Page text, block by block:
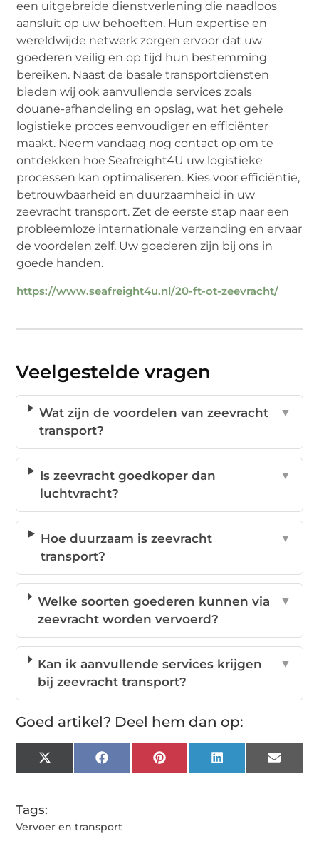
een uitgebreide dienstverlening die naadloos
aansluit op uw behoeften. Hun expertise en
wereldwijde netwerk zorgen ervoor dat uw
goederen veilig en op tijd hun bestemming
bereiken. Naast de basale transportdiensten
bieden wij ook aanvullende services zoals
douane-afhandeling en opslag, wat het gehele
logistieke proces eenvoudiger en efficiënter
maakt. Neem vandaag nog contact op om te
ontdekken hoe Seafreight4U uw logistieke
processen kan optimaliseren. Kies voor efficiëntie,
betrouwbaarheid en duurzaamheid in uw
zeevracht transport. Zet de eerste stap naar een
probleemloze internationale verzending en ervaar
de voordelen zelf. Uw goederen zijn bij ons in
goede handen.
https://www.seafreight4u.nl/20-ft-ot-zeevracht/
Veelgestelde vragen
Wat zijn de voordelen van zeevracht
transport?
▼
Is zeevracht goedkoper dan
luchtvracht?
▼
Hoe duurzaam is zeevracht
transport?
▼
Welke soorten goederen kunnen via
zeevracht worden vervoerd?
▼
Kan ik aanvullende services krijgen
bij zeevracht transport?
▼
Goed artikel? Deel hem dan op:
X
(Twitter)
FacebookPinterest LinkedIn Email
Tags:
Vervoer en transport